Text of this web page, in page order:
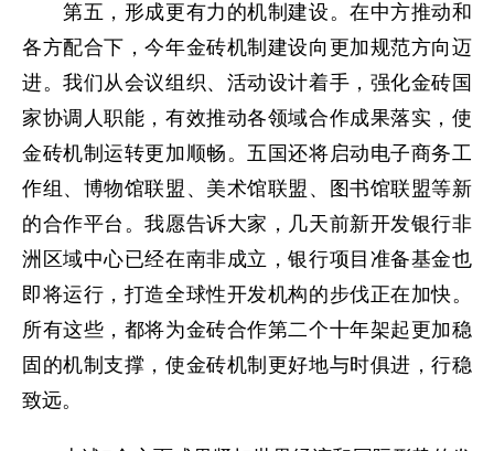
第五，形成更有力的机制建设。在中方推动和
各方配合下，今年金砖机制建设向更加规范方向迈
进。我们从会议组织、活动设计着手，强化金砖国
家协调人职能，有效推动各领域合作成果落实，使
金砖机制运转更加顺畅。五国还将启动电子商务工
作组、博物馆联盟、美术馆联盟、图书馆联盟等新
的合作平台。我愿告诉大家，几天前新开发银行非
洲区域中心已经在南非成立，银行项目准备基金也
即将运行，打造全球性开发机构的步伐正在加快。
所有这些，都将为金砖合作第二个十年架起更加稳
固的机制支撑，使金砖机制更好地与时俱进，行稳
致远。